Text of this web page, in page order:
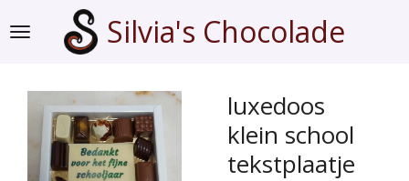
direct
hoofdinhoud
Silvia's Chocolade
luxedoos
klein school
tekstplaatje